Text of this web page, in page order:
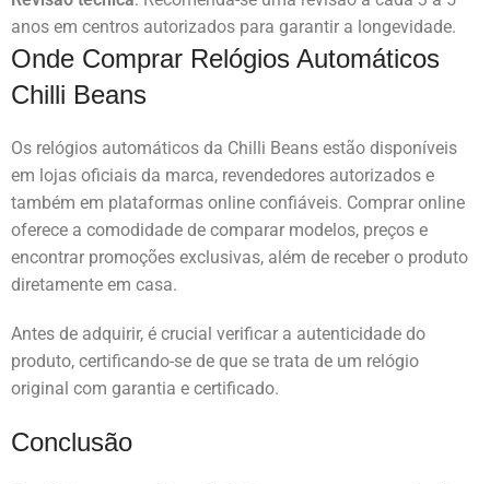
anos em centros autorizados para garantir a longevidade.
Onde Comprar Relógios Automáticos
Chilli Beans
Os relógios automáticos da Chilli Beans estão disponíveis
em lojas oficiais da marca, revendedores autorizados e
também em plataformas online confiáveis. Comprar online
oferece a comodidade de comparar modelos, preços e
encontrar promoções exclusivas, além de receber o produto
diretamente em casa.
Antes de adquirir, é crucial verificar a autenticidade do
produto, certificando-se de que se trata de um relógio
original com garantia e certificado.
Conclusão